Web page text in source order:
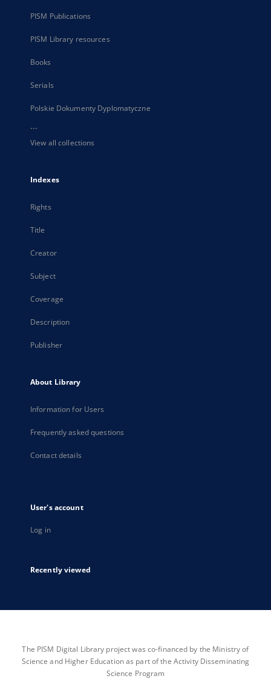
PISM Publications
PISM Library resources
Books
Serials
Polskie Dokumenty Dyplomatyczne
...
View all collections
Indexes
Rights
Title
Creator
Subject
Coverage
Description
Publisher
About Library
Information for Users
Frequently asked questions
Contact details
User's account
Log in
Recently viewed
The PISM Digital Library project was co-financed by the Ministry of
Science and Higher Education as part of the Activity Disseminating
Science Program